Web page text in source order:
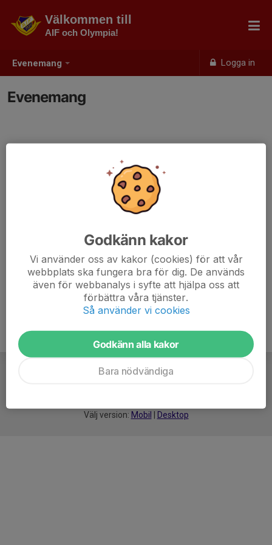
Evenemang Logga in
Välkommen till
AIF och Olympia!
Evenemang
Välj version: Mobil Desktop
Godkänn kakor
Vi använder oss av kakor (cookies) för att vår
webbplats ska fungera bra för dig. De används
även för webbanalys i syfte att hjälpa oss att
förbättra våra tjänster.
Så använder vi cookies
Godkänn alla kakor
Bara nödvändiga